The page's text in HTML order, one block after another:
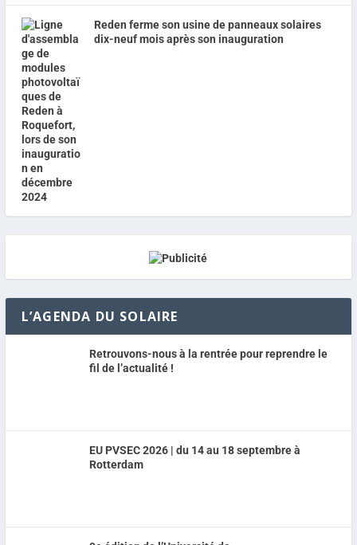
Reden ferme son usine de panneaux solaires
dix-neuf mois après son inauguration
L’AGENDA DU SOLAIRE
Retrouvons-nous à la rentrée pour reprendre le
fil de l’actualité !
EU PVSEC 2026 | du 14 au 18 septembre à
Rotterdam